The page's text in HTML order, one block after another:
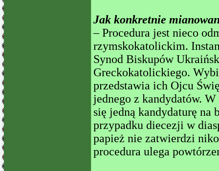
Jak konkretnie
– Procedura jest nieco
rzymskokatolickim.
Synod Biskupów
Greckokatolickiego.
przedstawia ich Ojcu
jednego z kandydatów.
się jedną kandydaturę na
przypadku diecezji w
papież nie zatwierdzi
procedura ulega